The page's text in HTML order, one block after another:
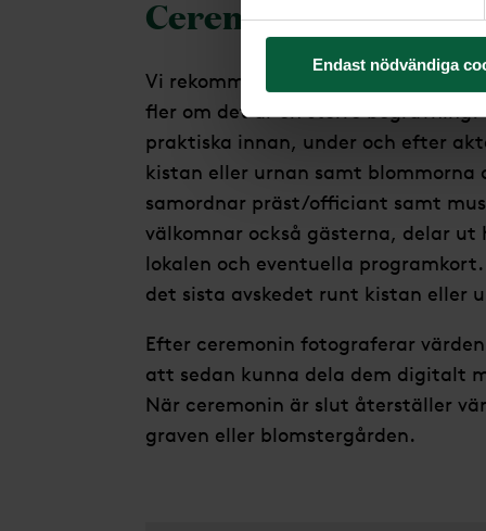
Endast nödvändiga
Ceremonivärd
Vi rekommenderar alltid att ha en
fler om det är en större
praktiska innan, under och efter
kistan eller urnan samt blommorna
samordnar präst/officiant samt
välkomnar också gästerna, delar
lokalen och eventuella
det sista avskedet runt kistan eller
Efter ceremonin fotograferar
att sedan kunna dela dem digitalt
När ceremonin är slut återställer
graven eller blomstergården.